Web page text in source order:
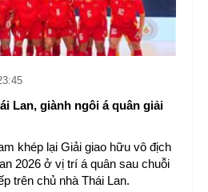
Lan, giành ngôi á quân giải
khép lại Giải giao hữu vô địch
2026 ở vị trí á quân sau chuỗi
trên chủ nhà Thái Lan.